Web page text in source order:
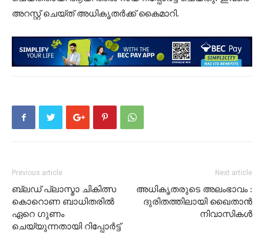
അറസ്റ്റ് ചെയ്ത് അധികൃതർക്ക് കൈമാറി.
Previous article
ബ്ലഡ് പ്ലാസ്മാ ചികിത്സ
കൊറൊണ ബാധിതരിൽ
ഏറെ ഗുണം
ചെയ്യുന്നതായി റിപ്പോർട്ട്
Next article
അധികൃതരുടെ അലംഭാവം :
ദുരിതത്തിലായി ഖൈതാൻ
നിവാസികൾ